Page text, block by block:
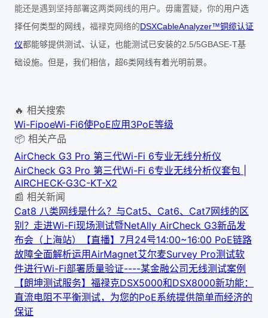
能还是遇到坚持部署这两类网线的用户。毋庸置疑，你的用户选
择任何类型的网线， 福禄克网络的DSXCableAnalyzer™铜缆认证
仪都能够提供测试、认证，也能测试已安装的2.5/5GBASE-T基
础设施。但是，我们相信，超6类网线有着光明前景。
🔥 相关搜索
Wi-FipoeWi-Fi6使PoE应用3PoE等级
📦 相关产品
AirCheck G3 Pro 第三代Wi-Fi 6专业无线分析仪
AirCheck G3 Pro 第三代Wi-Fi 6专业无线分析仪套包 |
AIRCHECK-G3C-KT-X2
📰 相关新闻
Cat8 八类网线是什么？与Cat5、Cat6、Cat7网线的区
别？ 走进Wi-Fi现场测试暨NetAlly AirCheck G3新品发
布会（上海站）
【直播】7月24号14:00~16:00 PoE链路
故障全面解析运用AirMagnet艾尔麦Survey Pro测试软
件进行Wi-Fi部署质量验证----某金融公司无线测试案例
【朗坤测试服务】 福禄克DSX5000和DSX8000新功能：
直流电阻不平衡测试，为您的PoE系统提供简单而经济的
保证